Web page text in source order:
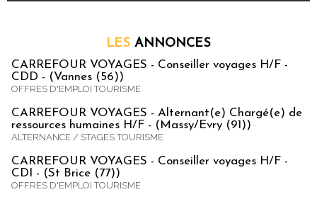
LES ANNONCES
CARREFOUR VOYAGES - Conseiller voyages H/F -
CDD - (Vannes (56))
OFFRES D'EMPLOI TOURISME
CARREFOUR VOYAGES - Alternant(e) Chargé(e) de
ressources humaines H/F - (Massy/Evry (91))
ALTERNANCE / STAGES TOURISME
CARREFOUR VOYAGES - Conseiller voyages H/F -
CDI - (St Brice (77))
OFFRES D'EMPLOI TOURISME